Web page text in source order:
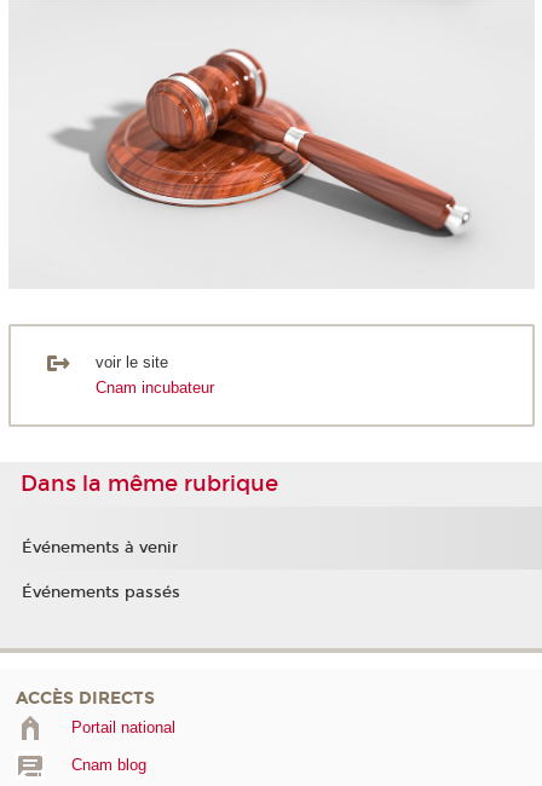
voir le site
Cnam incubateur
Dans la même rubrique
Événements à venir
Événements passés
ACCÈS DIRECTS
Portail national
Cnam blog